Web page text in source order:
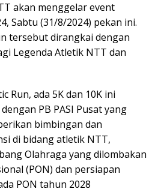
akan menggelar event
Sabtu (31/8/2024) pekan ini.
tersebut dirangkai dengan
Legenda Atletik NTT dan
Run, ada 5K dan 10K ini
PB PASI Pusat yang
bimbingan dan
di bidang atletik NTT,
Olahraga yang dilombakan
(PON) dan persiapan
PON tahun 2028